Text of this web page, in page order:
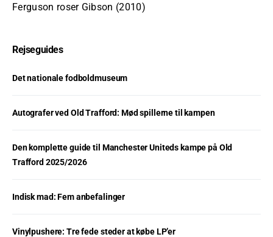
Ferguson roser Gibson (2010)
Rejseguides
Det nationale fodboldmuseum
Autografer ved Old Trafford: Mød spillerne til kampen
Den komplette guide til Manchester Uniteds kampe på Old
Trafford 2025/2026
Indisk mad: Fem anbefalinger
Vinylpushere: Tre fede steder at købe LP’er